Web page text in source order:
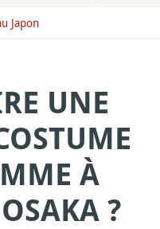
Japon
UNE
À
?